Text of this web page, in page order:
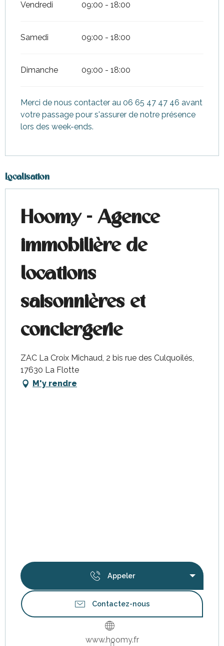
Vendredi 09:00 - 18:00
Samedi 09:00 - 18:00
Dimanche 09:00 - 18:00
Merci de nous contacter au 06 65 47 47 46 avant
votre passage pour s'assurer de notre présence
lors des week-ends.
Localisation
Hoomy - Agence
immobilière de
locations
saisonnières et
conciergerie
ZAC La Croix Michaud, 2 bis rue des Culquoilés,
17630 La Flotte
M'y rendre
Appeler
Contactez-nous
www.hoomy.fr